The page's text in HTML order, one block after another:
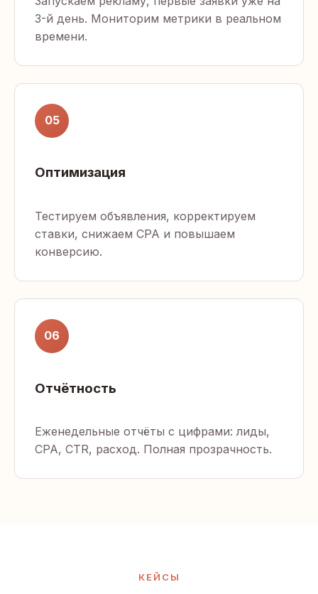
3-й день. Мониторим метрики в реальном
времени.
05
Оптимизация
Тестируем объявления, корректируем
ставки, снижаем CPA и повышаем
конверсию.
06
Отчётность
Еженедельные отчёты с цифрами: лиды,
CPA, CTR, расход. Полная прозрачность.
КЕЙСЫ